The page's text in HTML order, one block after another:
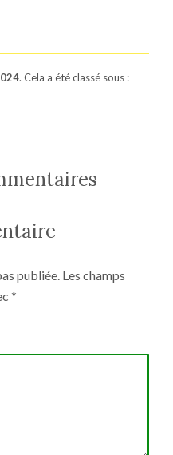
. Cela a été classé sous :
publiée. Les champs
*